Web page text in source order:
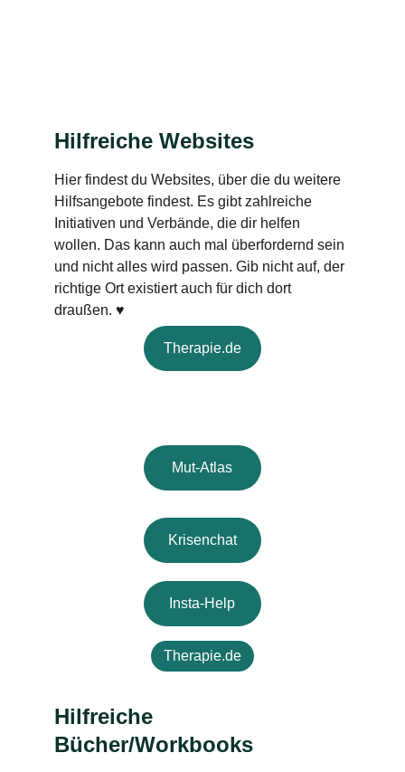
Hilfreiche Websites
Hier findest du Websites, über die du weitere
Hilfsangebote findest. Es gibt zahlreiche
Initiativen und Verbände, die dir helfen
wollen. Das kann auch mal überfordernd sein
und nicht alles wird passen. Gib nicht auf, der
richtige Ort existiert auch für dich dort
draußen. ♥
Therapie.de
Mut-Atlas
Insta-Help
Krisenchat
Therapie.de
Hilfreiche
Bücher/Workbooks